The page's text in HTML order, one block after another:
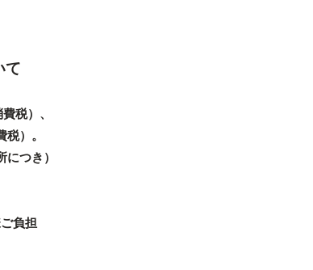
て
税）、
）。
につき）
負担